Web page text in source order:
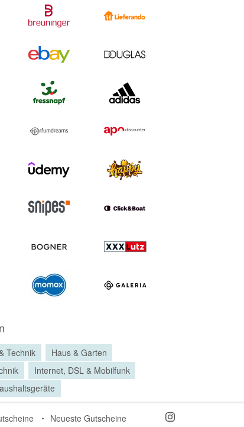
Technik
Haus & Garten
Internet, DSL & Mobilfunk
Neueste Gutscheine